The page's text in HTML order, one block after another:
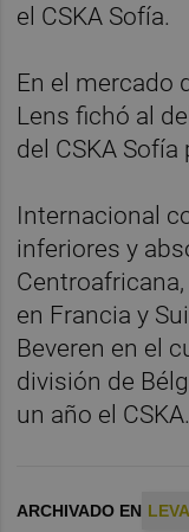
el CSKA Sofía.
En el mercado
Lens fichó al
del CSKA
Internacional
inferiores y
en Francia y
Beveren en el
división de
un año el CSKA.
ARCHIVADO EN